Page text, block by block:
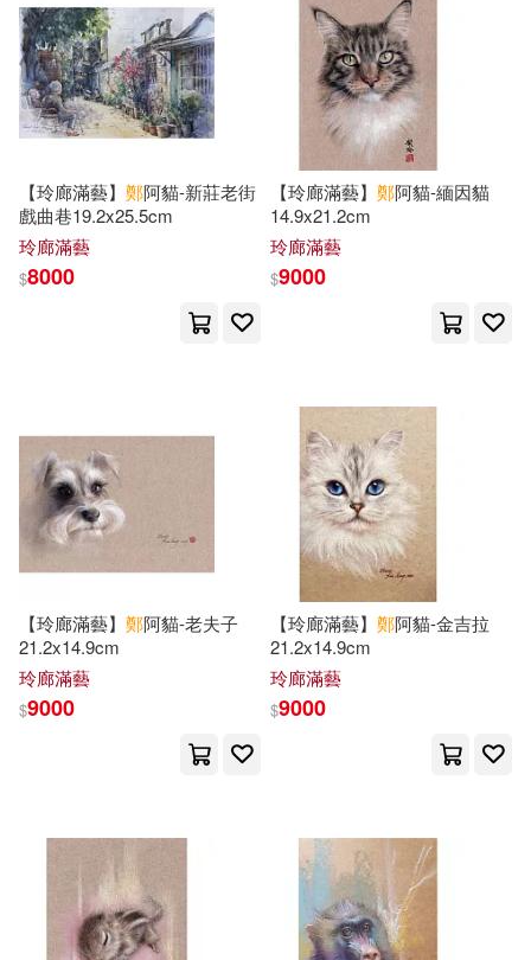
牛頓教科書編輯群(20)
真船一雄(20) 鄭碧君(20)
鄭雲鵬(20) 今永さな(19)
孤獨漂流(19) 樓采凝(19)
鄭同(19)
digi-gra.net(18)
neco(18)
吳信如(18) 富野由悠季(18)
李永樂(18) 楊東勝(18)
王文華(18) 蕭中剛(18)
鄭信鴻(18)
鄭技師(18) 鄭毓瑜(18)
鄭自隆(18) 鄭金寶(18)
上海交通大學出版社(69)
九州出版社(69)
廈門大學出版社(69)
東方出版社(69)
人民文學出版社(68)
北京理工大學出版社(67)
南與北文化(67)
廣西師範大學出版社(67)
教育部(67)
上海人民出版社(66)
中國少年兒童出版社(66)
【玲廊滿藝】 鄭阿貓-新莊老街
戲曲巷19.2x25.5cm
玲廊滿藝
$8000
【玲廊滿藝】 鄭阿貓-緬因貓
14.9x21.2cm
玲廊滿藝
$9000
【玲廊滿藝】 鄭阿貓-老夫子
21.2x14.9cm
玲廊滿藝
$9000
【玲廊滿藝】 鄭阿貓-金吉拉
21.2x14.9cm
玲廊滿藝
$9000